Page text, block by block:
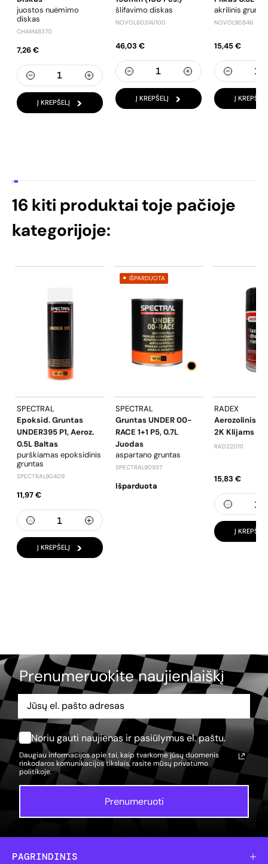
juostos nuėmimo
diskas
CHAM48370
7,26 €
Į KREPŠELĮ
šlifavimo diskas
NOVOL60314/100
46,03 €
Į KREPŠELĮ
akrilinis
NOVOL90846
15,45 €
Į KREPŠELĮ
16 kiti produktai toje pačioje
kategorijoje:
SPECTRAL
Epoksid. Gruntas
UNDER395 P1, Aeroz.
0.5L Baltas
purškiamas epoksidinis
gruntas
SPECTRAL90409
11,97 €
Į KREPŠELĮ
IŠPARDUOTA
SPECTRAL
Gruntas UNDER 00-
RACE 1+1 P5, 0.7L
Juodas
aspartano gruntas
SPECTRAL90937
Išparduota
RADEX
Aerozolinis
2K Klijams
RAD220111
15,83 €
Į KREPŠELĮ
Prenumeruokite naujienlaiškį
Noriu gauti naujienas ir pasiūlymus el. paštu.
Daugiau informacijos apie tai, kaip tvarkome jūsų duomenis
rinkodaros komunikacijos tikslais, rasite mūsų privatumo
politikoje.
Prenumeruoti
PAGRINDINIS